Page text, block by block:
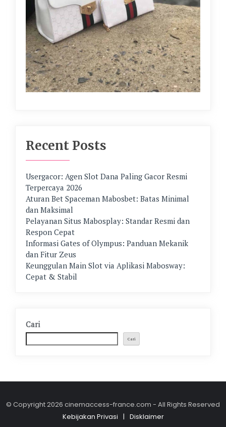
Recent Posts
Usergacor: Agen Slot Dana Paling Gacor Resmi
Terpercaya 2026
Aturan Bet Spaceman Mabosbet: Batas Minimal
dan Maksimal
Pelayanan Situs Mabosplay: Standar Resmi dan
Respon Cepat
Informasi Gates of Olympus: Panduan Mekanik
dan Fitur Zeus
Keunggulan Main Slot via Aplikasi Mabosway:
Cepat & Stabil
Cari
Cari
© Copyright 2026 cinemaccess-france.com - All Rights Reserved
Kebijakan Privasi
Disklaimer